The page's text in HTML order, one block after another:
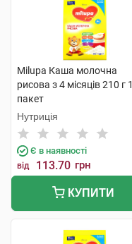
Milupa Каша молочна
рисова з 4 місяців 210 г 1
пакет
Нутриція
Є в наявності
від 113.70 грн
КУПИТИ